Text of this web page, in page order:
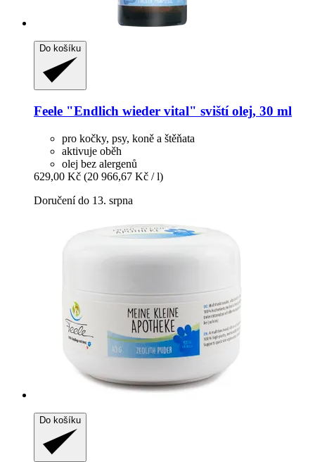
Do košíku
Feele "Endlich wieder vital" sviští olej, 30 ml
pro kočky, psy, koně a štěňata
aktivuje oběh
olej bez alergenů
629,00 Kč (20 966,67 Kč / l)
Doručení do 13. srpna
Do košíku